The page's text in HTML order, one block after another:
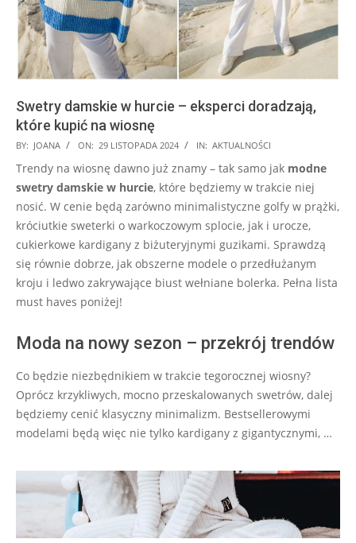
Swetry damskie w hurcie – eksperci doradzają,
które kupić na wiosnę
2024-
11-
BY: JOANA ON: 29 LISTOPADA 2024 IN: AKTUALNOŚCI
Trendy na wiosnę dawno już znamy – tak samo jak modne
swetry damskie w hurcie, które będziemy w trakcie niej
nosić. W cenie będą zarówno minimalistyczne golfy w prążki,
króciutkie sweterki o warkoczowym splocie, jak i urocze,
cukierkowe kardigany z biżuteryjnymi guzikami. Sprawdzą
się równie dobrze, jak obszerne modele o przedłużanym
kroju i ledwo zakrywające biust wełniane bolerka. Pełna lista
must haves poniżej!
Moda na nowy sezon – przekrój trendów
Co będzie niezbędnikiem w trakcie tegorocznej wiosny?
Oprócz krzykliwych, mocno przeskalowanych swetrów, dalej
będziemy cenić klasyczny minimalizm. Bestsellerowymi
modelami będą więc nie tylko kardigany z gigantycznymi, …